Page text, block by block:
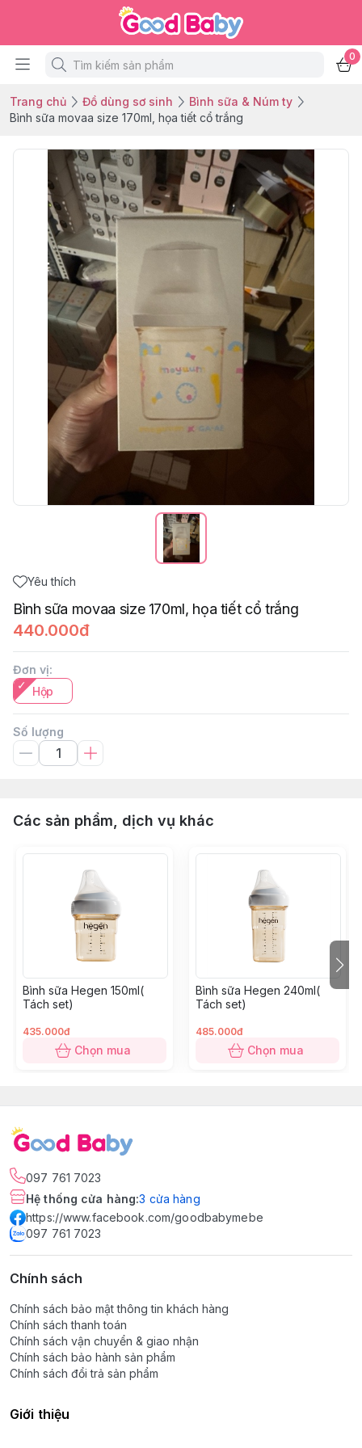
0
Trang chủ Đồ dùng sơ sinh
Bình sữa & Núm ty
Bình sữa movaa size 170ml, họa tiết cổ trắng
Yêu thích
Bình sữa movaa size 170ml, họa tiết cổ trắng
440.000đ
Đơn vị:
Hộp
Số lượng
Các sản phẩm, dịch vụ khác
Bình sữa Hegen 150ml(
Tách set)
435.000đ
Chọn mua
Bình sữa Hegen 240ml(
Tách set)
485.000đ
Chọn mua
097 761 7023
Hệ thống cửa hàng:3 cửa hàng
https://www.facebook.com/goodbabymebe
097 761 7023
Chính sách
Chính sách bảo mật thông tin khách hàng
Chính sách thanh toán
Chính sách vận chuyển & giao nhận
Chính sách bảo hành sản phẩm
Chính sách đổi trả sản phẩm
Giới thiệu